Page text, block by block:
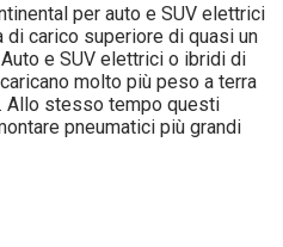
per auto e SUV elettrici
carico superiore di quasi un
e SUV elettrici o ibridi di
molto più peso a terra
Allo stesso tempo questi
pneumatici più grandi